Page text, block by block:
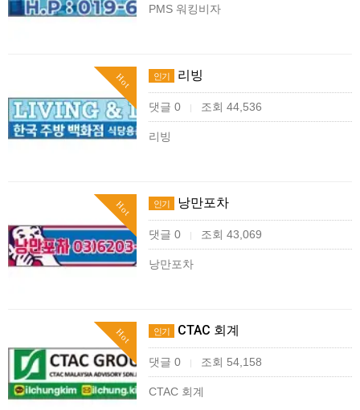
PMS 워킹비자
Hot 인기 리빙
댓글 0 | 조회 44,536
리빙
Hot 인기 낭만포차
댓글 0 | 조회 43,069
낭만포차
Hot 인기 CTAC 회계
댓글 0 | 조회 54,158
CTAC 회계